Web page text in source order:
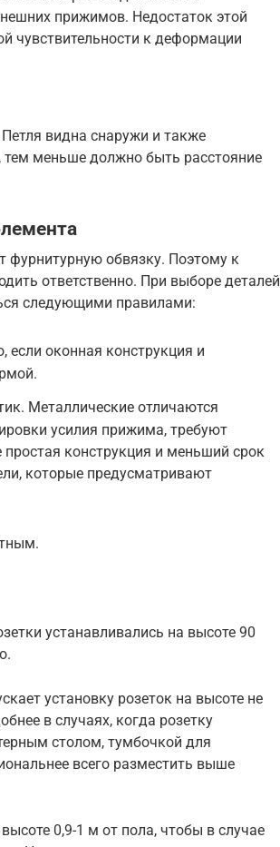
прижимов. Недостаток этой
чувствительности к деформации
видна снаружи и также
меньше должно быть расстояние
фурнитурную обвязку. Поэтому к
ответственно. При выборе деталей
следующими правилами:
если оконная конструкция и
Металлические отличаются
усилия прижима, требуют
конструкция и меньший срок
которые предусматривают
устанавливались на высоте 90
установку розеток на высоте не
в случаях, когда розетку
столом, тумбочкой для
всего разместить выше
0,9-1 м от пола, чтобы в случае